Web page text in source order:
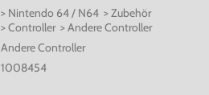
> Nintendo 64 / N64 > Zubehör
> Controller > Andere Controller
Andere Controller
1008454